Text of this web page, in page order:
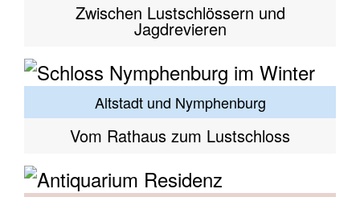
Zwischen Lustschlössern und
Jagdrevieren
Altstadt und Nymphenburg
Vom Rathaus zum Lustschloss